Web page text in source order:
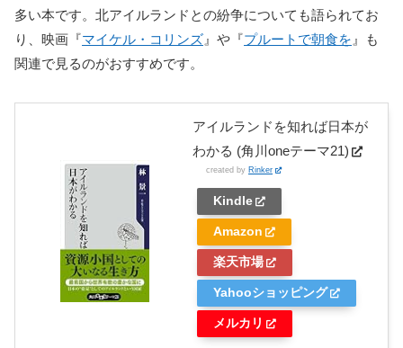
多い本です。北アイルランドとの紛争についても語られてお
り、映画『マイケル・コリンズ 』や『プルートで朝食を 』も
関連で見るのがおすすめです。
アイルランドを知れば日本が
わかる (角川oneテーマ21)
created by Rinker
Kindle
Amazon
楽天市場
Yahooショッピング
メルカリ